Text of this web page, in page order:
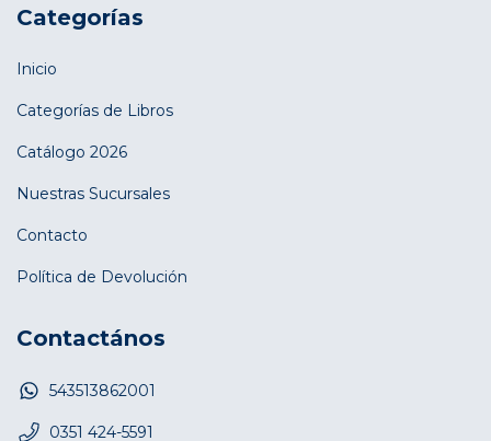
Categorías
Inicio
Categorías de Libros
Catálogo 2026
Nuestras Sucursales
Contacto
Política de Devolución
Contactános
543513862001
0351 424-5591